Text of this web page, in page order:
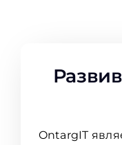
OntargIT